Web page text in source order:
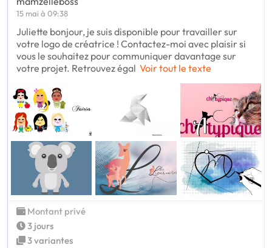
15 mai à 09:38
Juliette bonjour, je suis disponible pour travailler sur
votre logo de créatrice ! Contactez-moi avec plaisir si
vous le souhaitez pour communiquer davantage sur
votre projet. Retrouvez égal Voir tout le texte
Montant privé
3 jours
3 variantes